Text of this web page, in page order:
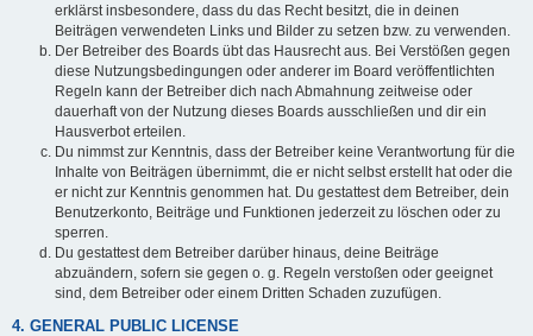
erklärst insbesondere, dass du das Recht besitzt, die in deinen
Beiträgen verwendeten Links und Bilder zu setzen bzw. zu verwenden.
Der Betreiber des Boards übt das Hausrecht aus. Bei Verstößen gegen
diese Nutzungsbedingungen oder anderer im Board veröffentlichten
Regeln kann der Betreiber dich nach Abmahnung zeitweise oder
dauerhaft von der Nutzung dieses Boards ausschließen und dir ein
Hausverbot erteilen.
Du nimmst zur Kenntnis, dass der Betreiber keine Verantwortung für die
Inhalte von Beiträgen übernimmt, die er nicht selbst erstellt hat oder die
er nicht zur Kenntnis genommen hat. Du gestattest dem Betreiber, dein
Benutzerkonto, Beiträge und Funktionen jederzeit zu löschen oder zu
sperren.
Du gestattest dem Betreiber darüber hinaus, deine Beiträge
abzuändern, sofern sie gegen o. g. Regeln verstoßen oder geeignet
sind, dem Betreiber oder einem Dritten Schaden zuzufügen.
4. GENERAL PUBLIC LICENSE